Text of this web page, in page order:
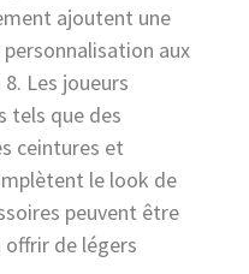
ajoutent une
aux
Les joueurs
tels que des
ceintures et
le look de
peuvent être
de légers